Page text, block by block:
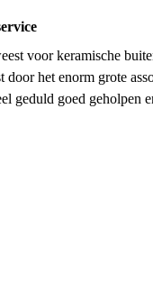
voor keramische
het enorm grote
geduld goed geholpen